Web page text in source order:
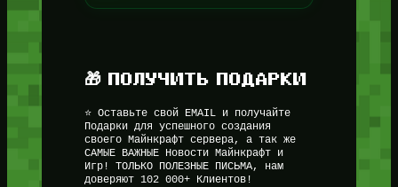
🎁 ПОЛУЧИТЬ ПОДАРКИ
⭐ Оставьте свой EMAIL и получайте
Подарки для успешного создания
своего Майнкрафт сервера, а так же
САМЫЕ ВАЖНЫЕ Новости Майнкрафт и
Игр! ТОЛЬКО ПОЛЕЗНЫЕ ПИСЬМА, нам
доверяют 102 000+ Клиентов!